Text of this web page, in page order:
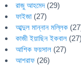
রাজু আহমেদ(29)
ফাইজা (27)
আব্দুল মান্নান মল্লিক
কাজী ইয়াছিন ইকবাল (27)
আশিক ফয়সাল (27)
আশরাফ (26)